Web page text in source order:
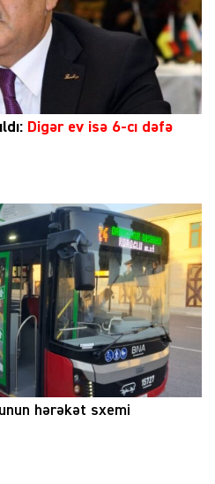
Digər ev isə 6-cı dəfə
hərəkət sxemi